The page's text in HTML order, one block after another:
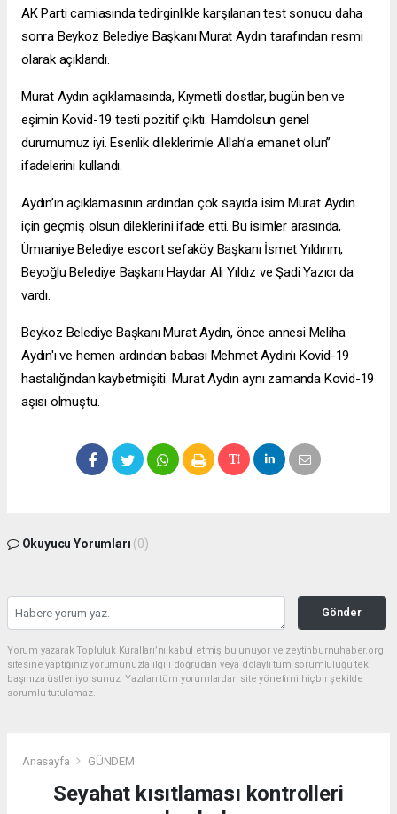
AK Parti camiasında tedirginlikle karşılanan test sonucu daha
sonra Beykoz Belediye Başkanı Murat Aydın tarafından resmi
olarak açıklandı.
Murat Aydın açıklamasında, Kıymetli dostlar, bugün ben ve
eşimin Kovid-19 testi pozitif çıktı. Hamdolsun genel
durumumuz iyi. Esenlik dileklerimle Allah’a emanet olun”
ifadelerini kullandı.
Aydın’ın açıklamasının ardından çok sayıda isim Murat Aydın
için geçmiş olsun dileklerini ifade etti. Bu isimler arasında,
Ümraniye Belediye escort sefaköyBaşkanı İsmet Yıldırım,
Beyoğlu Belediye Başkanı Haydar Ali Yıldız ve Şadi Yazıcı da
vardı.
Beykoz Belediye Başkanı Murat Aydın, önce annesi Meliha
Aydın'ı ve hemen ardından babası Mehmet Aydın'ı Kovid-19
hastalığından kaybetmişiti. Murat Aydın aynı zamanda Kovid-19
aşısı olmuştu.
Okuyucu Yorumları (0)
Gönder
Yorum yazarak Topluluk Kuralları’nı kabul etmiş bulunuyor ve zeytinburnuhaber.org
sitesine yaptığınız yorumunuzla ilgili doğrudan veya dolaylı tüm sorumluluğu tek
başınıza üstleniyorsunuz. Yazılan tüm yorumlardan site yönetimi hiçbir şekilde
sorumlu tutulamaz.
Anasayfa GÜNDEM
Seyahat kısıtlaması kontrolleri